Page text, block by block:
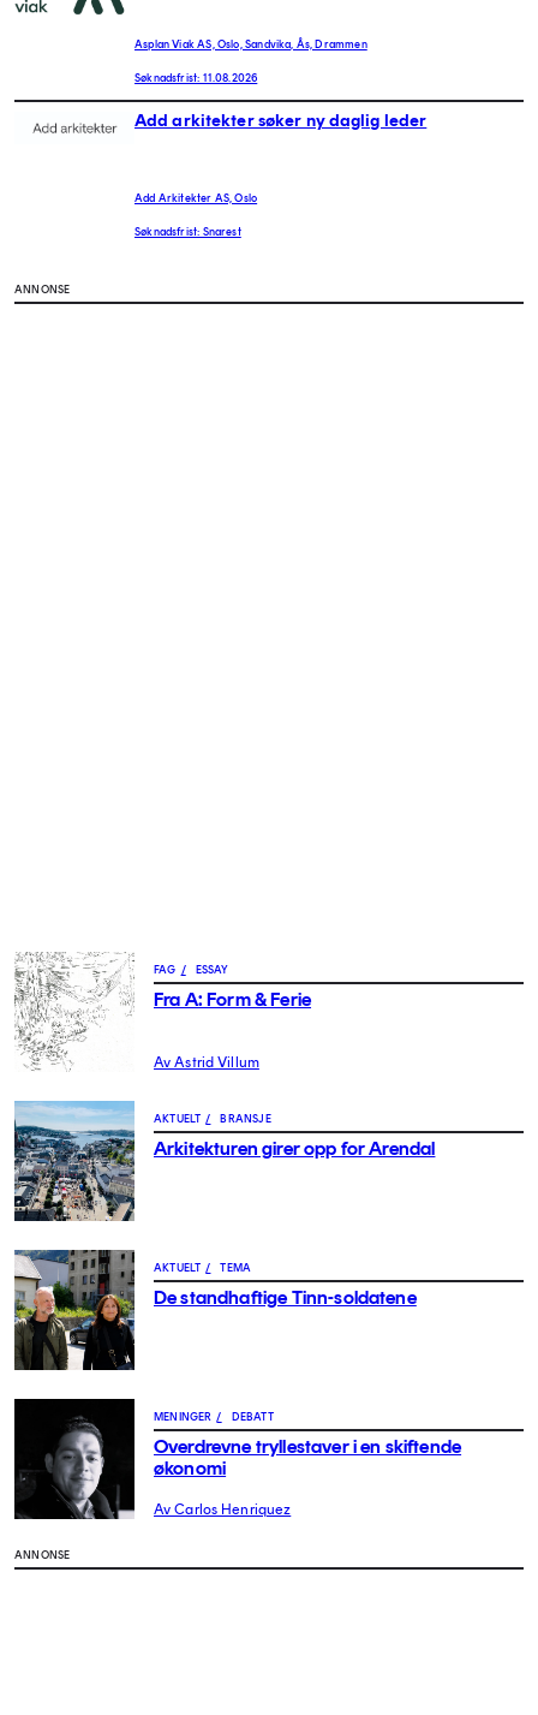
Asplan Viak AS, Oslo, Sandvika, Ås, Drammen
Søknadsfrist: 11.08.2026
Add arkitekter søker ny daglig leder
Add Arkitekter AS, Oslo
Søknadsfrist: Snarest
ANNONSE
FAG / ESSAY
Fra A: Form & Ferie
Av Astrid Villum
AKTUELT / BRANSJE
Arkitekturen girer opp for Arendal
AKTUELT / TEMA
De standhaftige Tinn-soldatene
MENINGER / DEBATT
Overdrevne tryllestaver i en skiftende
økonomi
Av Carlos Henriquez
ANNONSE